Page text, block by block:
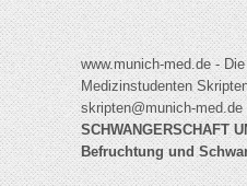
www.munich-med.de -
Medizinstudenten
skripten@munich-med.de
SCHWANGERSCHAFT
Befruchtung und